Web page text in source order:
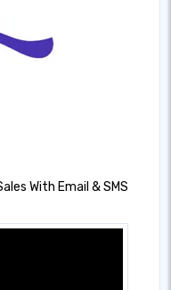
With Email & SMS